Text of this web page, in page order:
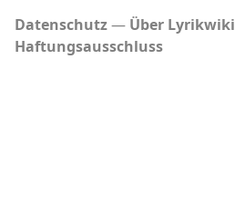
Datenschutz
Über Lyrikwiki
Haftungsausschluss